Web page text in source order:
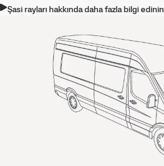
Şasi rayları hakkında daha fazla bilgi edinin